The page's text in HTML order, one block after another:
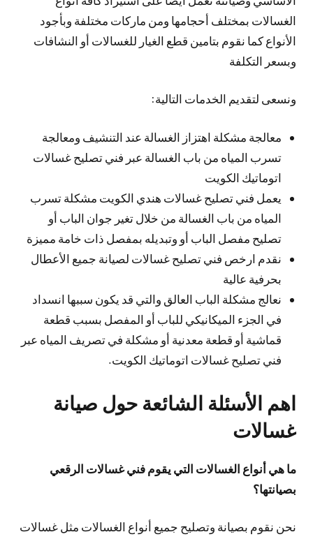
الغسالات بمختلف أحجامها ومن ماركات مختلفة وبأجود
الأنواع كما نقوم بتامين قطع الغيار للغسالات أو النشافات
وبسعر التكلفة
ونسعى لتقديم الخدمات التالية:
معالجة مشكلة اهتزاز الغسالة عند التنشيف ومعالجة
تسرب المياه من باب الغسالة عبر فني تصليح غسالات
اتوماتيك الكويت
يعمل فني تصليح غسالات هندي الكويت مشكلة تسرب
المياه من باب الغسالة من خلال تغير جوان الباب أو
تصليح مفصل الباب أو وتبديله بمفصل ذات خامة مميزة
نقدم ارخص فني تصليح غسالات لصيانة جميع الأعطال
بحرفية عالية
نعالج مشكلة الباب العالق والتي قد يكون سببها انسداد
في الجزء الميكانيكي للباب أو المفصل بسبب قطعة
قماشية أو قطعة معدنية أو مشكلة في تصريف المياه عبر
فني تصليح غسالات اتوماتيك الكويت.
اهم الأسئلة الشائعة حول صيانة
غسالات
ما هي أنواع الغسالات التي يقوم فني غسالات الرقعي
بصيانتها؟
نحن نقوم بصيانة وتصليح جميع أنواع الغسالات مثل غسالات